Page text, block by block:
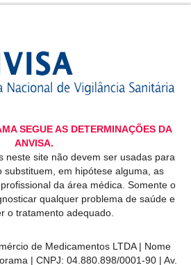
SEGUE AS DETERMINAÇÕES DA
ANVISA.
neste site não devem ser usadas para
substituem, em hipótese alguma, as
da área médica. Somente o
qualquer problema de saúde e
o tratamento adequado.
de Medicamentos LTDA | Nome
| CNPJ: 04.880.898/0001-90 | Av.